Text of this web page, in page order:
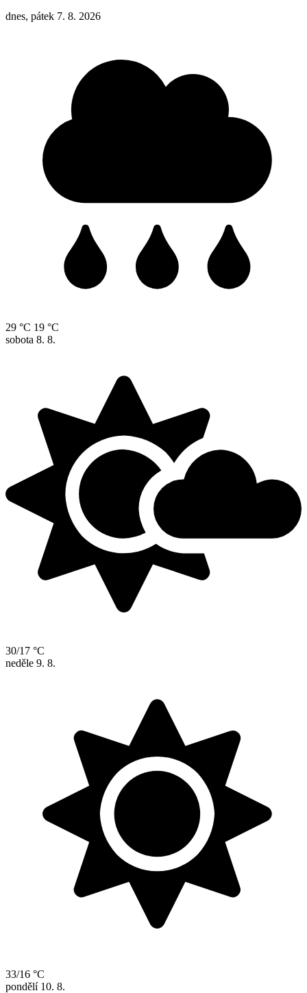
dnes, pátek 7. 8. 2026
29 °C 19 °C
sobota 8. 8.
30/17 °C
neděle 9. 8.
33/16 °C
pondělí 10. 8.